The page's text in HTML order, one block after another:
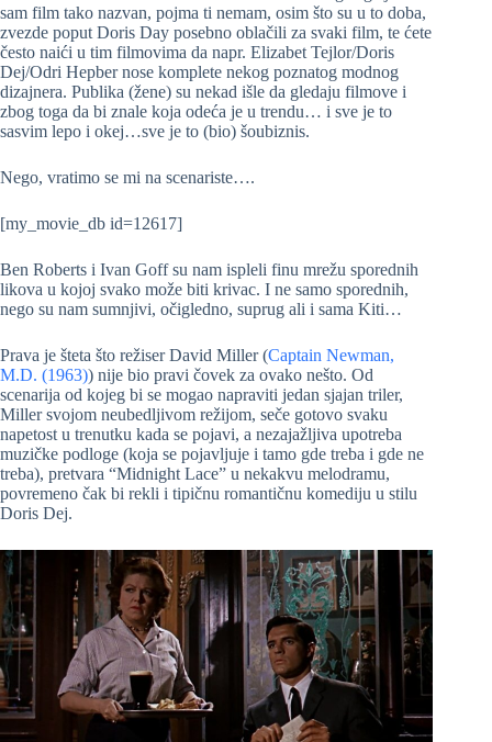
sam film tako nazvan, pojma ti nemam, osim što su u to doba,
zvezde poput Doris Day posebno oblačili za svaki film, te ćete
često naići u tim filmovima da napr. Elizabet Tejlor/Doris
Dej/Odri Hepber nose komplete nekog poznatog modnog
dizajnera. Publika (žene) su nekad išle da gledaju filmove i
zbog toga da bi znale koja odeća je u trendu… i sve je to
sasvim lepo i okej…sve je to (bio) šoubiznis.
Nego, vratimo se mi na scenariste….
[my_movie_db id=12617]
Ben Roberts i Ivan Goff su nam ispleli finu mrežu sporednih
likova u kojoj svako može biti krivac. I ne samo sporednih,
nego su nam sumnjivi, očigledno, suprug ali i sama Kiti…
Prava je šteta što režiser David Miller (Captain Newman,
M.D. (1963)) nije bio pravi čovek za ovako nešto. Od
scenarija od kojeg bi se mogao napraviti jedan sjajan triler,
Miller svojom neubedljivom režijom, seče gotovo svaku
napetost u trenutku kada se pojavi, a nezajažljiva upotreba
muzičke podloge (koja se pojavljuje i tamo gde treba i gde ne
treba), pretvara “Midnight Lace” u nekakvu melodramu,
povremeno čak bi rekli i tipičnu romantičnu komediju u stilu
Doris Dej.